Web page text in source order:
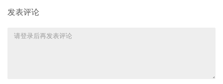
发表评论